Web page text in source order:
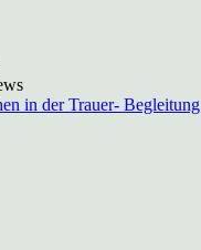
in der Trauer- Begleitung